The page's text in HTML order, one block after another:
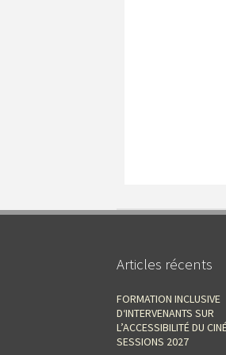
Articles récents
FORMATION INCLUSIVE
D‘INTERVENANTS SUR
L’ACCESSIBILITÉ DU
SESSIONS 2027